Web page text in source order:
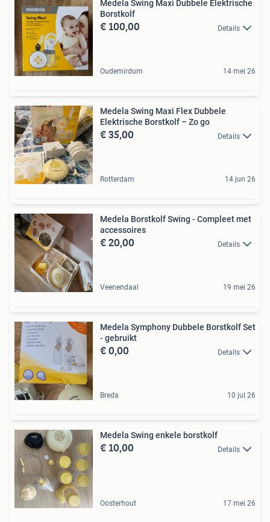
Medela Swing Maxi Dubbele Elektrische
Borstkolf
€ 100,00 Details
Oudemirdum 14 mei 26
Medela Swing Maxi Flex Dubbele
Elektrische Borstkolf – Zo go
€ 35,00 Details
Rotterdam 14 jun 26
Medela Borstkolf Swing - Compleet met
accessoires
€ 20,00 Details
Veenendaal 19 mei 26
Medela Symphony Dubbele Borstkolf Set
- gebruikt
€ 0,00 Details
Breda 10 jul 26
Medela Swing enkele borstkolf
€ 10,00 Details
Oosterhout 17 mei 26